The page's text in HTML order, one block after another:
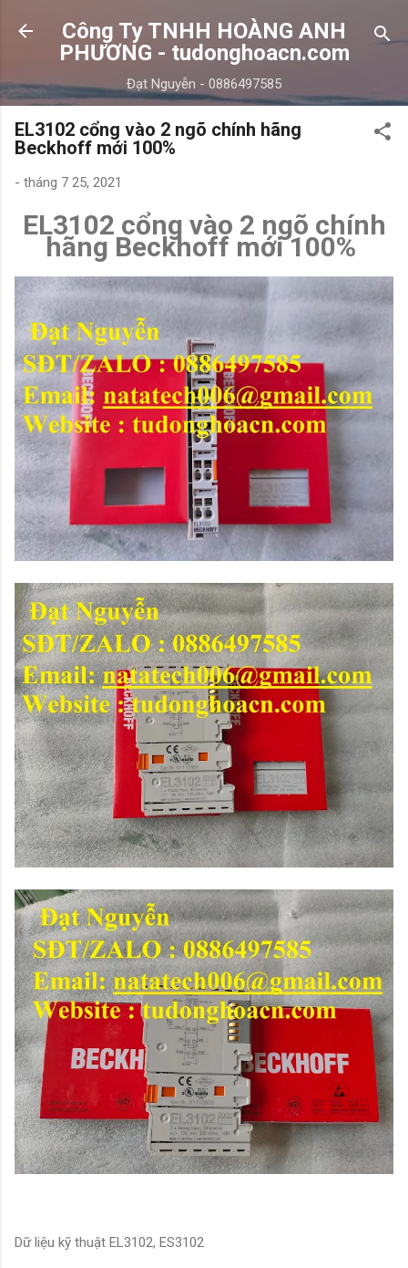
Chuyển đến nội dung chính
Công Ty TNHH HOÀNG ANH
PHƯƠNG - tudonghoacn.com
Đạt Nguyễn - 0886497585
EL3102 cổng vào 2 ngõ chính hãng
Beckhoff mới 100%
- tháng 7 25, 2021
EL3102 cổng vào 2 ngõ chính
hãng Beckhoff mới 100%
Dữ liệu kỹ thuật EL3102, ES3102